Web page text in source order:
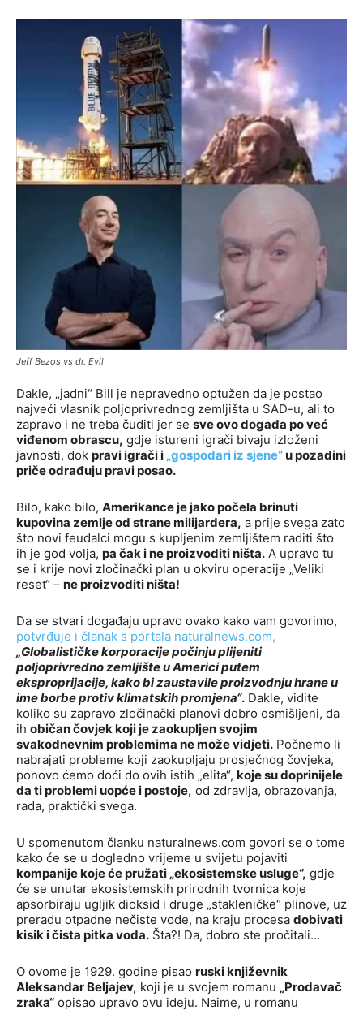
Jeff Bezos vs dr. Evil
Dakle, „jadni“ Bill je nepravedno optužen da je postao
najveći vlasnik poljoprivrednog zemljišta u SAD-u, ali to
zapravo i ne treba čuditi jer se sve ovo događa po već
viđenom obrascu, gdje istureni igrači bivaju izloženi
javnosti, dok pravi igrači i „gospodari iz sjene“u pozadini
priče odrađuju pravi posao.
Bilo, kako bilo, Amerikance je jako počela brinuti
kupovina zemlje od strane milijardera, a prije svega zato
što novi feudalci mogu s kupljenim zemljištem raditi što
ih je god volja, pa čak i ne proizvoditi ništa. A upravo tu
se i krije novi zločinački plan u okviru operacije „Veliki
reset“ – ne proizvoditi ništa!
Da se stvari događaju upravo ovako kako vam govorimo,
potvrđuje i članak s portala naturalnews.com,
„Globalističke korporacije počinju plijeniti
poljoprivredno zemljište u Americi putem
eksproprijacije, kako bi zaustavile proizvodnju hrane u
ime borbe protiv klimatskih promjena“. Dakle, vidite
koliko su zapravo zločinački planovi dobro osmišljeni, da
ih običan čovjek koji je zaokupljen svojim
svakodnevnim problemima ne može vidjeti. Počnemo li
nabrajati probleme koji zaokupljaju prosječnog čovjeka,
ponovo ćemo doći do ovih istih „elita“, koje su doprinijele
da ti problemi uopće i postoje, od zdravlja, obrazovanja,
rada, praktički svega.
U spomenutom članku naturalnews.com govori se o tome
kako će se u dogledno vrijeme u svijetu pojaviti
kompanije koje će pružati „ekosistemske usluge“, gdje
će se unutar ekosistemskih prirodnih tvornica koje
apsorbiraju ugljik dioksid i druge „stakleničke“ plinove, uz
preradu otpadne nečiste vode, na kraju procesa dobivati
kisik i čista pitka voda. Šta?! Da, dobro ste pročitali…
O ovome je 1929. godine pisao ruski književnik
Aleksandar Beljajev, koji je u svojem romanu „Prodavač
zraka“ opisao upravo ovu ideju. Naime, u romanu